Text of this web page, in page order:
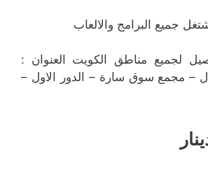
جميع البرامج والالعاب
لجميع مناطق الكويت العنوان :
– مجمع سوق سارة – الدور الاول –